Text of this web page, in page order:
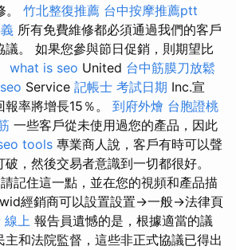
。 竹北整復推薦 台中按摩推薦ptt
所有免費維修都必須通過我們的客戶
議。 如果您參與節日促銷，則期望比
what is seo United 台中筋膜刀放鬆
seo Service 記帳士 考試日期 Inc.宣
率將增長15％。 到府外燴 台胞證桃
一些客戶從未使用過您的產品，因此
tools 專業商人說，客戶有時可以聲
，然後交易者意識到一切都很好。
請記住這一點，並在您的視頻和產品描
經銷商可以設置設置→一般→法律頁
線上 報告員遺憾的是，根據適當的議
和法院監督，這些非正式協議已得出